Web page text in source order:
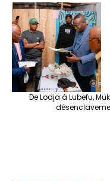
De Lodja à Lubefu,